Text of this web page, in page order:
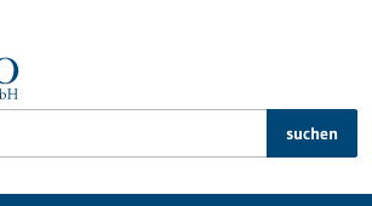
suchen